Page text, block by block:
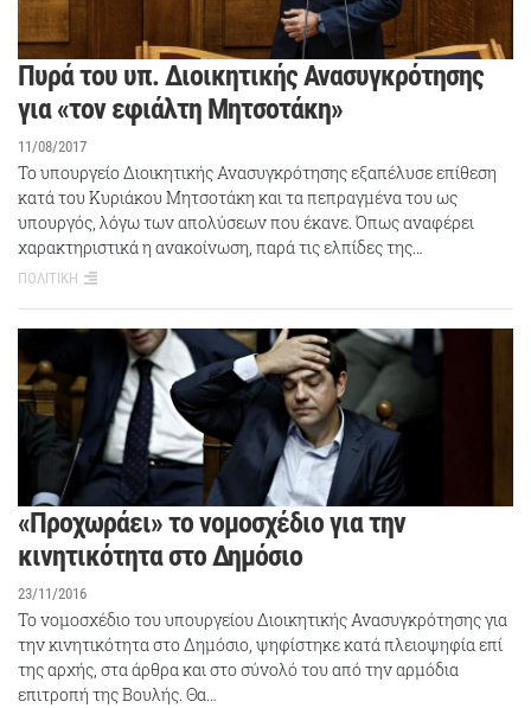
Πυρά του υπ. Διοικητικής Ανασυγκρότησης
για «τον εφιάλτη Μητσοτάκη»
11/08/2017
Το υπουργείο Διοικητικής Ανασυγκρότησης εξαπέλυσε επίθεση
κατά του Κυριάκου Μητσοτάκη και τα πεπραγμένα του ως
υπουργός, λόγω των απολύσεων που έκανε. Όπως αναφέρει
χαρακτηριστικά η ανακοίνωση, παρά τις ελπίδες της…
ΠΟΛΙΤΙΚΗ
«Προχωράει» το νομοσχέδιο για την
κινητικότητα στο Δημόσιο
23/11/2016
Το νομοσχέδιο του υπουργείου Διοικητικής Ανασυγκρότησης για
την κινητικότητα στο Δημόσιο, ψηφίστηκε κατά πλειοψηφία επί
της αρχής, στα άρθρα και στο σύνολό του από την αρμόδια
επιτροπή της Βουλής. Θα…